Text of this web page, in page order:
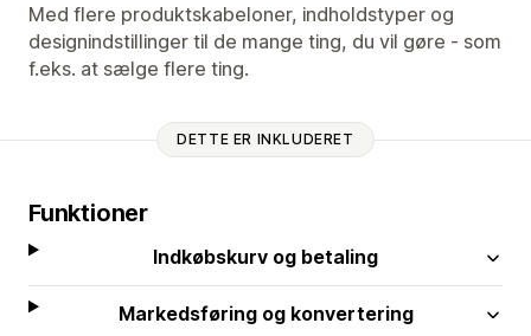
Med flere produktskabeloner, indholdstyper og
designindstillinger til de mange ting, du vil gøre - som
f.eks. at sælge flere ting.
DETTE ER INKLUDERET
Funktioner
Indkøbskurv og betaling
Markedsføring og konvertering